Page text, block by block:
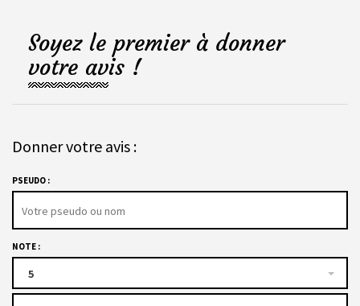
Soyez le premier à donner
votre avis !
Donner votre avis :
PSEUDO :
NOTE :
5